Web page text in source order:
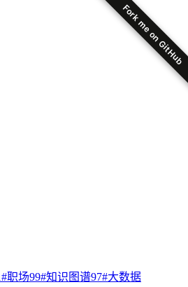
Fork me on GitHub
#职场99#知识图谱97#大数据